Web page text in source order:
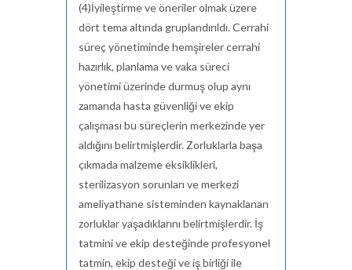
(4)İyileştirme ve öneriler olmak üzere
dört tema altında gruplandırıldı. Cerrahi
süreç yönetiminde hemşireler cerrahi
hazırlık, planlama ve vaka süreci
yönetimi üzerinde durmuş olup aynı
zamanda hasta güvenliği ve ekip
çalışması bu süreçlerin merkezinde yer
aldığını belirtmişlerdir. Zorluklarla başa
çıkmada malzeme eksiklikleri,
sterilizasyon sorunları ve merkezi
ameliyathane sisteminden kaynaklanan
zorluklar yaşadıklarını belirtmişlerdir. İş
tatmini ve ekip desteğinde profesyonel
tatmin, ekip desteği ve iş birliği ile